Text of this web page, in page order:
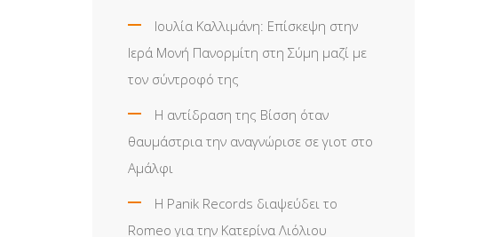
Ιουλία Καλλιμάνη: Επίσκεψη στην
Ιερά Μονή Πανορμίτη στη Σύμη μαζί με
τον σύντροφό της
Η αντίδραση της Βίσση όταν
θαυμάστρια την αναγνώρισε σε γιοτ στο
Αμάλφι
Η Panik Records διαψεύδει το
Romeo για την Κατερίνα Λιόλιου